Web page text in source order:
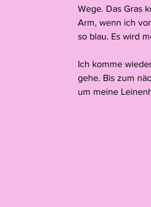
Wege. Das Gras
Arm, wenn ich
so blau. Es wird
Ich komme
gehe. Bis zum
um meine